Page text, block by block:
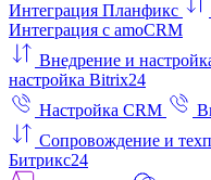
Интеграция Планфикс
Интеграция с amoCRM
Внедрение и
настройка Bitrix24
Настройка CRM
Сопровождение и
Битрикс24